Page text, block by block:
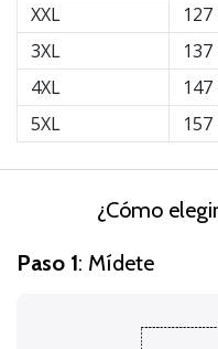
Regalos
de
Navidad
para
jugadores
de
voleibol:
consejos
ayudarán
XXL
3XL
4XL
5XL
127
137
147
157
¿Cómo
Paso 1: Mídete